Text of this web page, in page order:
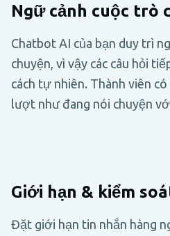
Ngữ cảnh cuộc trò
Chatbot AI của bạn duy trì
chuyện, vì vậy các câu hỏi
cách tự nhiên. Thành viên
lượt như đang nói chuyện
Giới hạn & kiểm
Đặt giới hạn tin nhắn hàng